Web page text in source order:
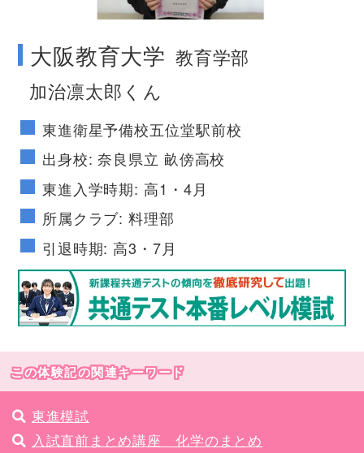
大阪教育大学 教育学部
加治凛太郎くん
東進衛星予備校五位堂駅前校
出身校: 奈良県立 畝傍高校
東進入学時期: 高1・4月
所属クラブ: 料理部
引退時期: 高3・7月
この体験記の関連キーワード
東進模試
入試直前まとめ講座 化学のまとめ